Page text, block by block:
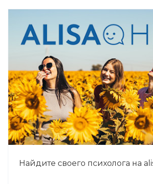
Найдите своего психолога на